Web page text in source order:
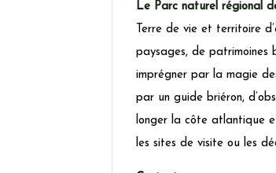
Le Parc naturel régional
Terre de vie et territoire
paysages, de patrimoines
imprégner par la magie
par un guide briéron,
longer la côte atlantique
les sites de visite ou les